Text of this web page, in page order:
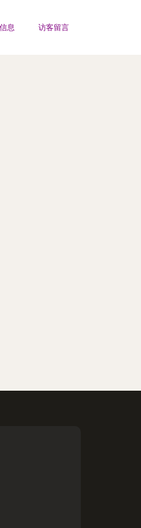
息 访客留言